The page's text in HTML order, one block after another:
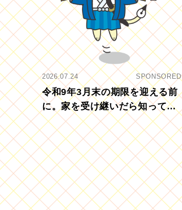
2026.07.24 SPONSORED
令和9年3月末の期限を迎える前
に。家を受け継いだら知ってお
きたい「相続登記の義務化」